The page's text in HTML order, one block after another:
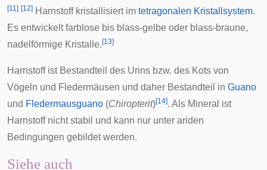
[11 ] [12] Harnstoff kristallisiert im tetragonalen Kristallsystem.
Es entwickelt farblose bis blass-gelbe oder blass-braune,
nadelförmige Kristalle.[13]
Harnstoff ist Bestandteil des Urins bzw. des Kots von
Vögeln und Fledermäusen und daher Bestandteil in Guano
und Fledermausguano (Chiropterit)[14]. Als Mineral ist
Harnstoff nicht stabil und kann nur unter ariden
Bedingungen gebildet werden.
Siehe auch